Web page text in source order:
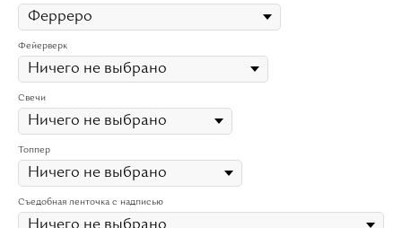
Фейерверк
Свечи
Топпер
Съедобная ленточка с надписью